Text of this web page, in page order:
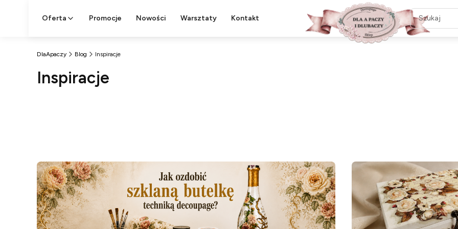
Oferta Promocje Nowości Warsztaty Kontakt
DlaApaczy Blog Inspiracje
Inspiracje